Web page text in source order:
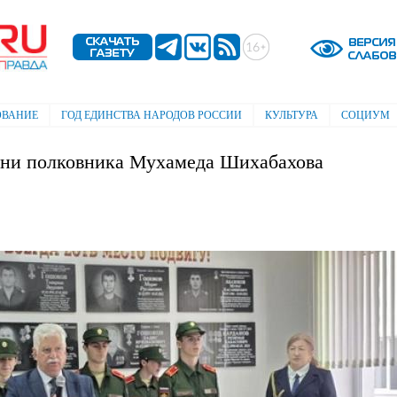
содержанию
ГОД ЕДИНСТВА НАРОДОВ РОССИИ КУЛЬТУРА СОЦИУМ
полковника Мухамеда Шихабахова